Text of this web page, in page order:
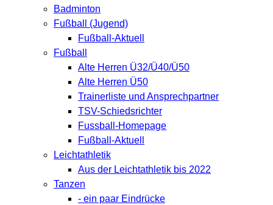
Badminton
Fußball (Jugend)
Fußball-Aktuell
Fußball
Alte Herren Ü32/Ü40/Ü50
Alte Herren Ü50
Trainerliste und Ansprechpartner
TSV-Schiedsrichter
Fussball-Homepage
Fußball-Aktuell
Leichtathletik
Aus der Leichtathletik bis 2022
Tanzen
- ein paar Eindrücke